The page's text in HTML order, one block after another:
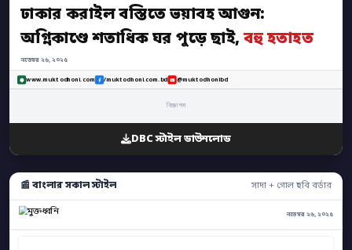
ঢাকার করাইল বস্তিতে ভয়াবহ আগুন:
অগ্নিকাণ্ডে শতাধিক ঘর পুড়ে ছাই,বহু হতাহত
নভেম্বর ২৬, ২০২৫
www.muktodhoni.com /muktodhoni.com.bd @muktodhonibd
বিজ্ঞাপন
DBC স্টাইল ডাউনলোড
📰 বাংলার সকাল স্টাইল সাদা + গোল ছবি বর্ডার
নভেম্বর ২৬, ২০২৫